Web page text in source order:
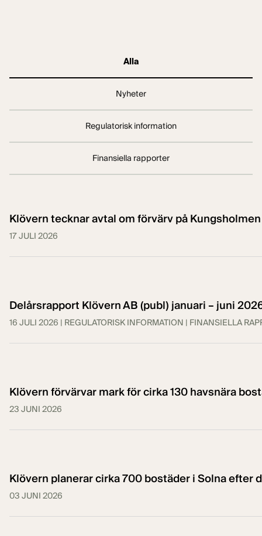
Alla
Nyheter
Regulatorisk information
Finansiella rapporter
Klövern tecknar avtal om förvärv på
17 JULI 2026
Delårsrapport Klövern AB (publ) januari – juni
16 JULI 2026 | REGULATORISK INFORMATION | FINANSIELLA
Klövern förvärvar mark för cirka 130 havsnära
23 JUNI 2026
Klövern planerar cirka 700 bostäder i Solna efter
03 JUNI 2026